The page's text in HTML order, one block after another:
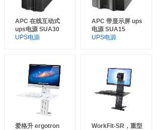
APC 在线互动式
ups电源 SUA30
UPS电源
APC 带显示屏 ups
电源 SUA15
UPS电源
爱格升 ergotron
WorkFit-SR，重型